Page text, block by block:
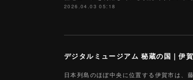
2026.04.03 05:18
デジタルミュージアム 秘蔵の国｜伊
日本列島のほぼ中央に位置する伊賀市は、